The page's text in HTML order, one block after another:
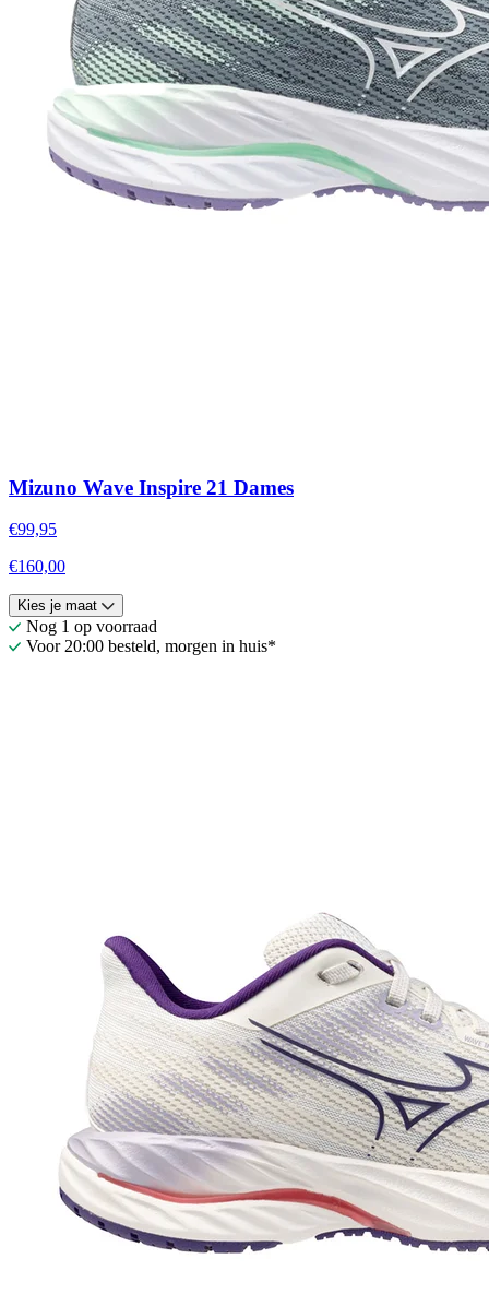
Mizuno Wave Inspire 21 Dames
€99,95
€160,00
Kies je maat
Nog 1 op voorraad
Voor 20:00 besteld, morgen in huis*